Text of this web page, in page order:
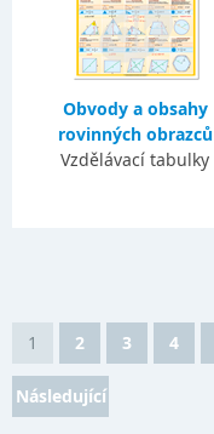
Obvody a obsahy
rovinných obrazců
Vzdělávací tabulky
1 2 3 4
Následující